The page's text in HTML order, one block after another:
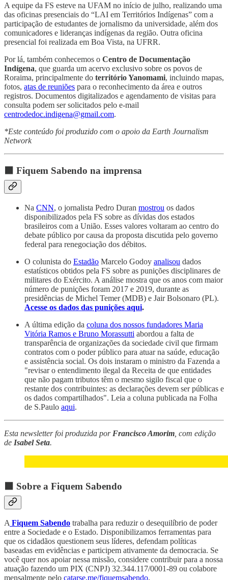
A equipe da FS esteve na UFAM no início de julho, realizando uma
das oficinas presenciais do “LAI em Territórios Indígenas” com a
participação de estudantes de jornalismo da universidade, além dos
comunicadores e lideranças indígenas da região. Outra oficina
presencial foi realizada em Boa Vista, na UFRR.
Por lá, também conhecemos o Centro de Documentação
Indígena, que guarda um acervo exclusivo sobre os povos de
Roraima, principalmente do território Yanomami, incluindo mapas,
fotos, atas de reuniões para o reconhecimento da área e outros
registros. Documentos digitalizados e agendamento de visitas para
consulta podem ser solicitados pelo e-mail
centrodedoc.indigena@gmail.com.
*Este conteúdo foi produzido com o apoio da Earth Journalism
Network
Fiquem Sabendo na imprensa
Na CNN, o jornalista Pedro Duran mostrou os dados
disponibilizados pela FS sobre as dívidas dos estados
brasileiros com a União. Esses valores voltaram ao centro do
debate público por causa da proposta discutida pelo governo
federal para renegociação dos débitos.
O colunista do Estadão Marcelo Godoy analisou dados
estatísticos obtidos pela FS sobre as punições disciplinares de
militares do Exército. A análise mostra que os anos com maior
número de punições foram 2017 e 2019, durante as
presidências de Michel Temer (MDB) e Jair Bolsonaro (PL).
Acesse os dados das punições aqui.
A última edição da coluna dos nossos fundadores Maria
Vitória Ramos e Bruno Morassutti abordou a falta de
transparência de organizações da sociedade civil que firmam
contratos com o poder público para atuar na saúde, educação
e assistência social. Os dois instaram o ministro da Fazenda a
"revisar o entendimento ilegal da Receita de que entidades
que não pagam tributos têm o mesmo sigilo fiscal que o
restante dos contribuintes: as declarações devem ser públicas e
os dados compartilhados". Leia a coluna publicada na Folha
de S.Paulo aqui.
Esta newsletter foi produzida por Francisco Amorim , com edição
de Isabel Seta.
⬛ Sobre a Fiquem Sabendo
A Fiquem Sabendo trabalha para reduzir o desequilíbrio de poder
entre a Sociedade e o Estado. Disponibilizamos ferramentas para
que os cidadãos questionem seus líderes, defendam políticas
baseadas em evidências e participem ativamente da democracia. Se
você quer nos apoiar nessa missão, considere contribuir para a nossa
atuação fazendo um PIX (CNPJ) 32.344.117/0001-89 ou colabore
mensalmente pelo catarse.me/fiquemsabendo.